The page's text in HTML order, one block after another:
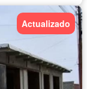
Actualizado